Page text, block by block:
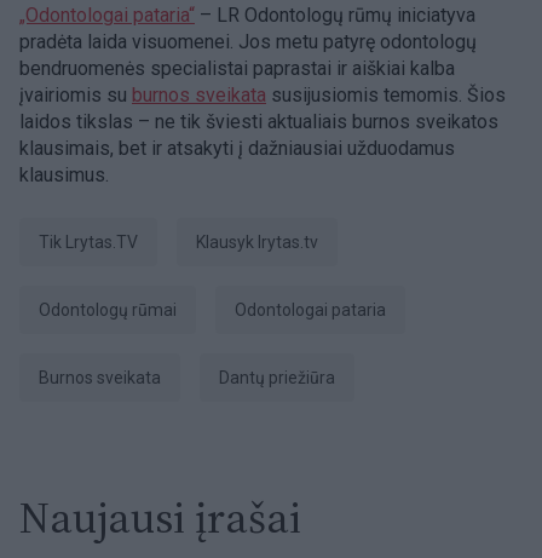
„Odontologai pataria“ – LR Odontologų rūmų iniciatyva
pradėta laida visuomenei. Jos metu patyrę odontologų
bendruomenės specialistai paprastai ir aiškiai kalba
įvairiomis su burnos sveikata susijusiomis temomis. Šios
laidos tikslas – ne tik šviesti aktualiais burnos sveikatos
klausimais, bet ir atsakyti į dažniausiai užduodamus
klausimus.
tik Lrytas.TV Klausyk lrytas.tv
Odontologų rūmai Odontologai pataria
burnos sveikata dantų priežiūra
Naujausi įrašai